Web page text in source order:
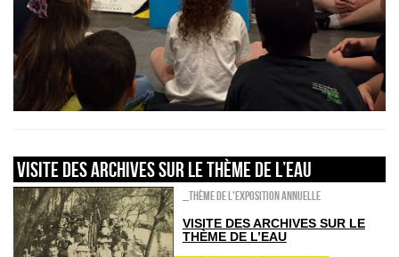
VISITE DES ARCHIVES SUR LE THÈME DE L’EAU
_Thème de l'exposition annuelle
VISITE DES ARCHIVES SUR LE
THÈME DE L’EAU